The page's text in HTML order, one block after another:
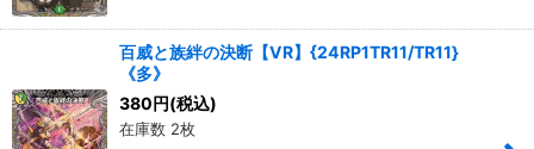
百威と族絆の決断【VR】{24RP1TR11/TR11}
《多》
380 円(税込)
在庫数 2枚